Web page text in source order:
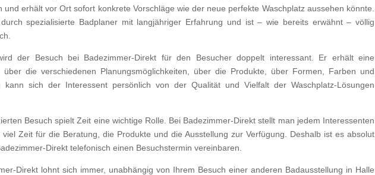
und erhält vor Ort sofort konkrete Vorschläge wie der neue perfekte Waschplatz aussehen könnte.
spezialisierte Badplaner mit langjähriger Erfahrung und ist – wie bereits erwähnt – völlig
der Besuch bei Badezimmer-Direkt für den Besucher doppelt interessant. Er erhält eine
über die verschiedenen Planungsmöglichkeiten, über die Produkte, über Formen, Farben und
kann sich der Interessent persönlich von der Qualität und Vielfalt der Waschplatz-Lösungen
Besuch spielt Zeit eine wichtige Rolle. Bei Badezimmer-Direkt stellt man jedem Interessenten
Zeit für die Beratung, die Produkte und die Ausstellung zur Verfügung. Deshalb ist es absolut
Direkt telefonisch einen Besuchstermin vereinbaren.
Direkt lohnt sich immer, unabhängig von Ihrem Besuch einer anderen Badausstellung in Halle